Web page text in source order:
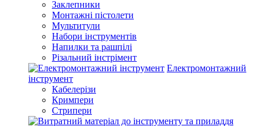
Заклепники
Монтажні пістолети
Мультитули
Набори інструментів
Напилки та рашпілі
Різальний інстрімент
Електромонтажний
інструмент
Кабелерізи
Кримпери
Стрипери